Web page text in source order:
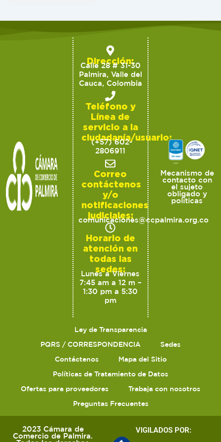
Dirección:
Calle 28 # 31-30
Palmira, Valle del
Cauca, Colombia
Teléfono y
Línea de
servicio a la
ciudadanía/usuario:
(+57) 602-
2806911
Correo
contáctenos
y/o
notificaciones
judiciales:
comunicaciones@ccpalmira.org.co
Horario de
atención en
todas las
sedes:
Lunes a Viernes
7:45 am a 12 m –
1:30 pm a 5:30
pm
Mecanismo de
contacto con
el sujeto
obligado y
políticas
Ley de Transparencia
PQRS / CORRESPONDENCIA
Sedes
Contáctenos
Mapa del Sitio
Políticas de Tratamiento de Datos
Ofertas para proveedores
Trabaja con nosotros
Preguntas Frecuentes
2023 Cámara de
Comercio de Palmira.
VIGILADOS POR: